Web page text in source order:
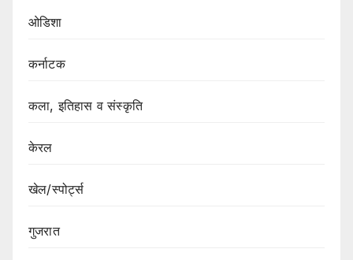
ओडिशा
कर्नाटक
कला, इतिहास व संस्कृति
केरल
खेल/स्पोर्ट्स
गुजरात